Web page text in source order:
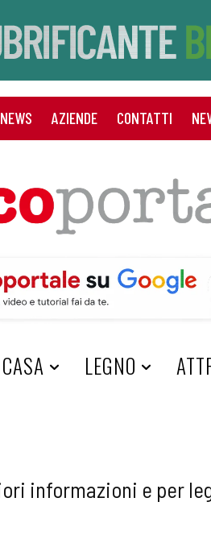
NEWS AZIENDE CONTATTI
LEGNO
informazioni e per